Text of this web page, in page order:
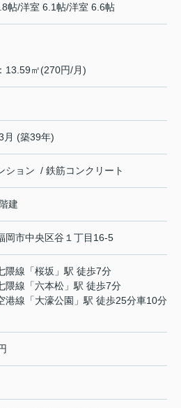
帖/洋室 6.1帖/洋室 6.6帖
13.59㎡(270円/月)
月 (築39年)
ション / 鉄筋コンクリート
建
岡市中央区谷 １丁目16-5
隈線 「桜坂 」駅 徒歩7分
隈線 「六本松 」駅 徒歩7分
港線 「大濠公園 」駅 徒歩25分車10分